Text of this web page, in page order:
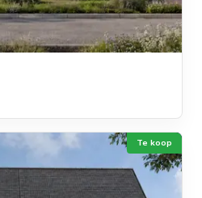
Te koop